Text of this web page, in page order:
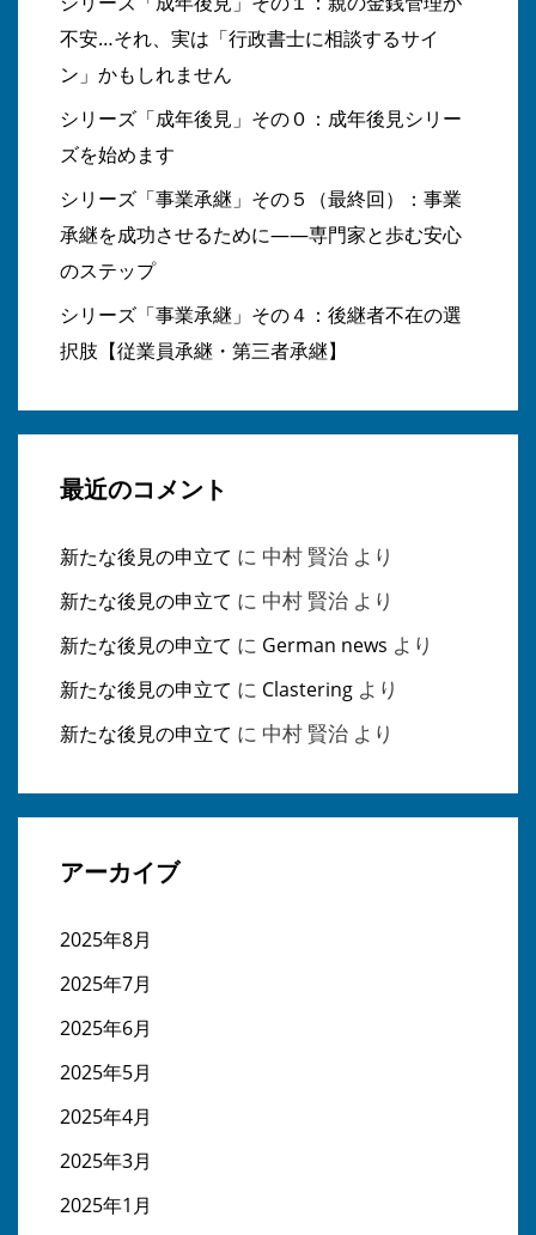
不安…それ、実は「行政書士に相談するサイ
ン」かもしれません
シリーズ「成年後見」その０：成年後見シリー
ズを始めます
シリーズ「事業承継」その５（最終回）：事業
承継を成功させるために――専門家と歩む安心
のステップ
シリーズ「事業承継」その４：後継者不在の選
択肢【従業員承継・第三者承継】
最近のコメント
新たな後見の申立て に 中村 賢治 より
新たな後見の申立て に 中村 賢治 より
新たな後見の申立て に German news より
新たな後見の申立て に Clastering より
新たな後見の申立て に 中村 賢治 より
アーカイブ
2025年8月
2025年7月
2025年6月
2025年5月
2025年4月
2025年3月
2025年1月